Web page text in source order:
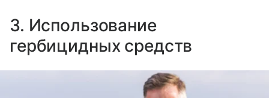
3. Использование
гербицидных средств